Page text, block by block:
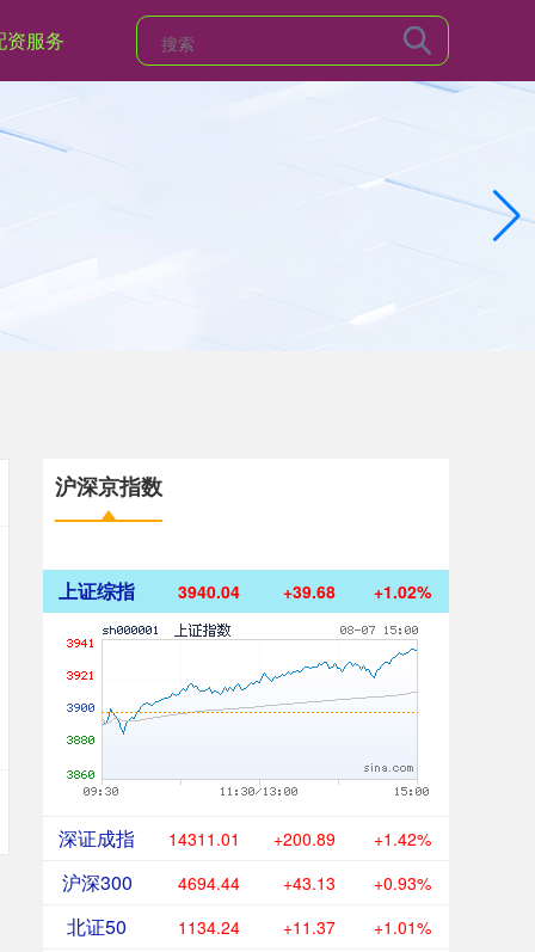
资服务
沪深京指数
上证综指 3940.04 +39.68 +1.02%
深证成指 14311.01 +200.89 +1.42%
沪深300 4694.44 +43.13 +0.93%
北证50 1134.24 +11.37 +1.01%